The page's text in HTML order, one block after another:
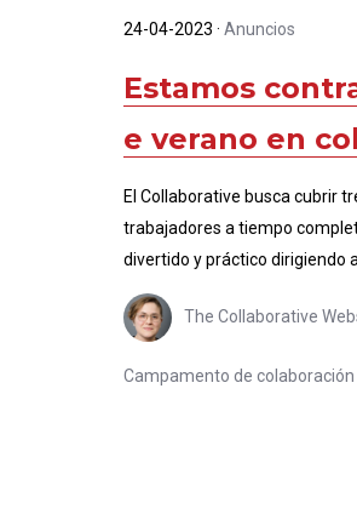
24-04-2023 · Anuncios
Estamos
e verano en
El Collaborative busca cubrir
trabajadores a tiempo
divertido y práctico dirigiendo
The Collaborative
Campamento de colaboración